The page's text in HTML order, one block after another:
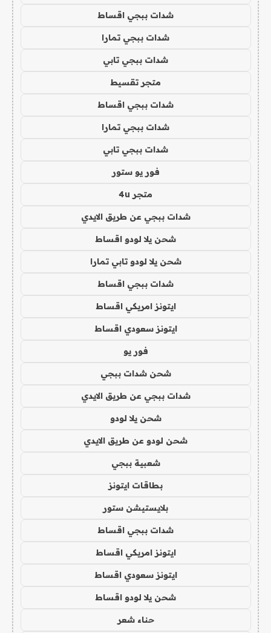
شدات ببجي اقساط
شدات ببجي تمارا
شدات ببجي تابي
متجر تقسيط
شدات ببجي اقساط
شدات ببجي تمارا
شدات ببجي تابي
فور يو ستور
متجر 4u
شدات ببجي عن طريق الايدي
شحن يلا لودو اقساط
شحن يلا لودو تابي تمارا
شدات ببجي اقساط
ايتونز امريكي اقساط
ايتونز سعودي اقساط
فور يو
شحن شدات ببجي
شدات ببجي عن طريق الايدي
شحن يلا لودو
شحن لودو عن طريق الايدي
شعبية ببجي
بطاقات ايتونز
بلايستيشن ستور
شدات ببجي اقساط
ايتونز امريكي اقساط
ايتونز سعودي اقساط
شحن يلا لودو اقساط
حناء شعر